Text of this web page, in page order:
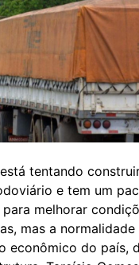
tentando
e tem um
melhorar
mas a normalidade
econômico do país,